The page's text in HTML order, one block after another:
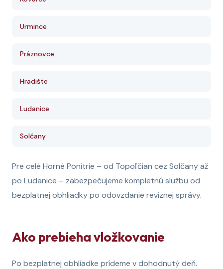
Urmince
Práznovce
Hradište
Ludanice
Solčany
Pre celé Horné Ponitrie – od Topoľčian cez Solčany až
po Ludanice – zabezpečujeme kompletnú službu od
bezplatnej obhliadky po odovzdanie revíznej správy.
Ako prebieha vložkovanie
Po bezplatnej obhliadke prídeme v dohodnutý deň.